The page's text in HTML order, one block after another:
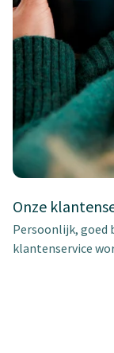
Onze
Persoonlijk, goed
klantenservice